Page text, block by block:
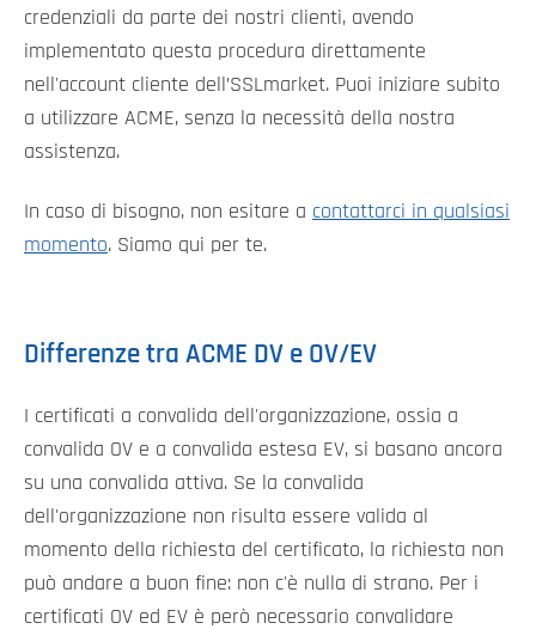
credenziali da parte dei nostri clienti, avendo
implementato questa procedura direttamente
nell'account cliente dell’SSLmarket. Puoi iniziare subito
a utilizzare ACME, senza la necessità della nostra
assistenza.
In caso di bisogno, non esitare a contattarci in qualsiasi
momento. Siamo qui per te.
Differenze tra ACME DV e OV/EV
I certificati a convalida dell'organizzazione, ossia a
convalida OV e a convalida estesa EV, si basano ancora
su una convalida attiva. Se la convalida
dell'organizzazione non risulta essere valida al
momento della richiesta del certificato, la richiesta non
può andare a buon fine: non c'è nulla di strano. Per i
certificati OV ed EV è però necessario convalidare